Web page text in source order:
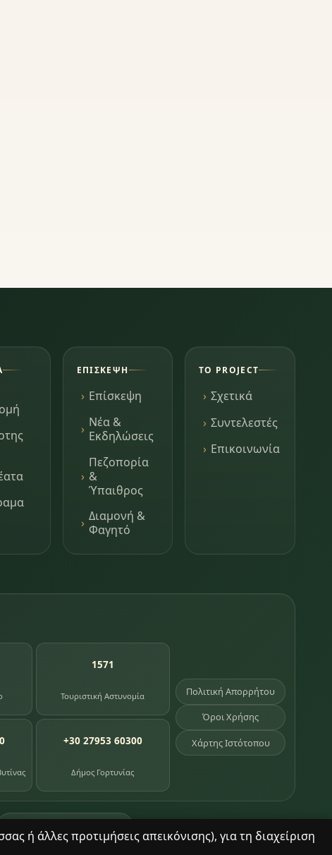
ή άλλες προτιμήσεις απεικόνισης), για τη διαχείριση
ΕΠΊΣΚΕΨΗ
Επίσκεψη
Νέα &
Εκδηλώσεις
Πεζοπορία
&
Ύπαιθρος
Διαμονή &
Φαγητό
ΤΟ PROJECT
Σχετικά
Συντελεστές
Επικοινωνία
1571
Τουριστική Αστυνομία
+30 27953 60300
Δήμος Γορτυνίας
Πολιτική Απορρήτου
Όροι Χρήσης
Χάρτης Ιστότοπου
σημεία κληρονομιάς